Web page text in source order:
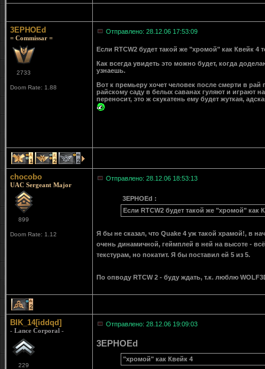
3EPHOEd
= Commissar =
2733
Doom Rate: 1.88
Отправлено: 28.12.06 17:53:09
Если RTCW2 будет такой же "хромой" как Квейк 4
Как всегда увидеть это можно будет, когда
узнаешь.
Вот к премьеру хочет человек после смерти в
райскому саду в белых саванах гуляют и играют
переносит, это ж скукатень ему будет жуткая,
1 2 2
chocobo
UAC Sergeant Major
899
Doom Rate: 1.12
Отправлено: 28.12.06 18:53:13
3EPHOEd :
Если RTCW2 будет такой же "хромой" как
Я бы не сказал, что Quake 4 уж такой храмой!, в
очень динамичной, геймплей в ней на высоте -
текстурам, но покатит. Я бы поставил ей 5 из 5.
По опводу RTCW 2 - буду ждать, т.к. люблю
2
BIK_14[iddqd]
- Lance Corporal -
229
Отправлено: 28.12.06 19:09:03
3EPHOEd
"хромой" как Квейк 4